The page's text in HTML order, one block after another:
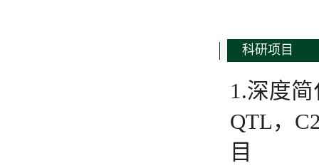
科研项目
1.深度
QTL，
目